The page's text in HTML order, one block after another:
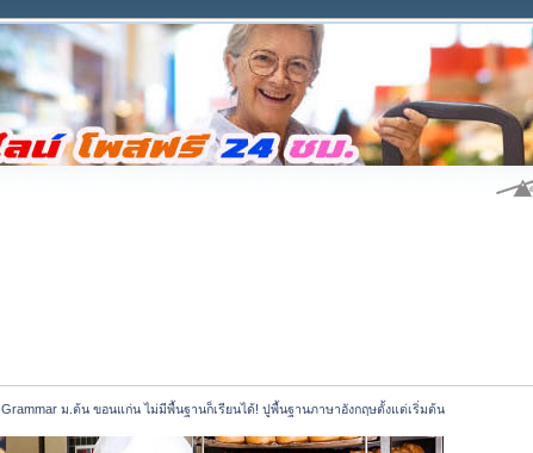
Grammar ม.ต้น ขอนแก่น ไม่มีพื้นฐานก็เรียนได้! ปูพื้นฐานภาษาอังกฤษตั้งแต่เริ่มต้น